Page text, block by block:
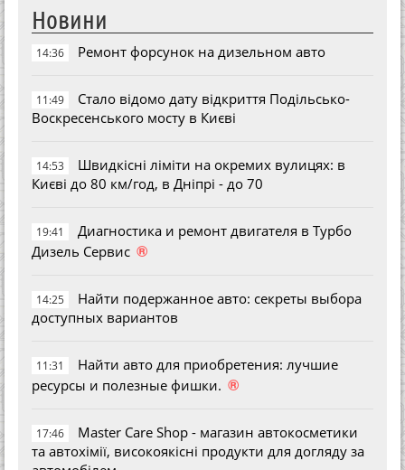
Новини
14:36 Ремонт форсунок на дизельном авто
11:49
Стало відомо дату відкриття Подільсько-
Воскресенського мосту в Києві
14:53
Швидкісні ліміти на окремих вулицях: в
Києві до 80 км/год, в Дніпрі - до 70
19:41
Диагностика и ремонт двигателя в Турбо
Дизель Сервис ®
14:25
Найти подержанное авто: секреты выбора
доступных вариантов
11:31
Найти авто для приобретения: лучшие
ресурсы и полезные фишки. ®
17:46
Master Care Shop - магазин автокосметики
та автохімії, високоякісні продукти для догляду за